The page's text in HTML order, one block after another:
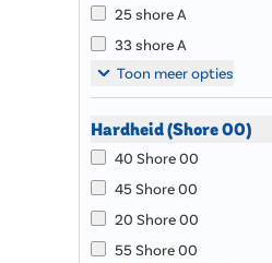
25 shore A
33 shore A
Toon meer opties
Hardheid (Shore 00)
40 Shore 00
45 Shore 00
20 Shore 00
55 Shore 00